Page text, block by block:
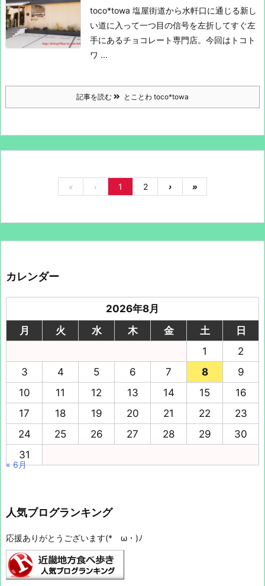
toco*towa 塩屋街道から水軒口に通じる新し
い道に入って一つ目の信号を左折してすぐ左
手にあるチョコレート専門店。 今回はトコト
ワ ...
記事を読む とことわ toco*towa
« ‹ 1 2 › »
カレンダー
2026年8月
月
火 水 木 金 土
日
1
2
3
4 5 6 7 8
9
10
11 12 13 14 15
16
17
18 19 20 21 22
23
24
25 26 27 28 29
30
31
« 6月
人気ブログランキング
応援ありがとうございます(*ゝω・)ﾉ